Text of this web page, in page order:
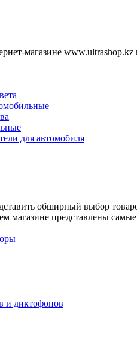
магазине
для автомобиля
обширный выбор
магазине представлены
и диктофонов